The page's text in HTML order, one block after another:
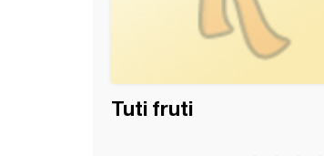
Tuti fruti